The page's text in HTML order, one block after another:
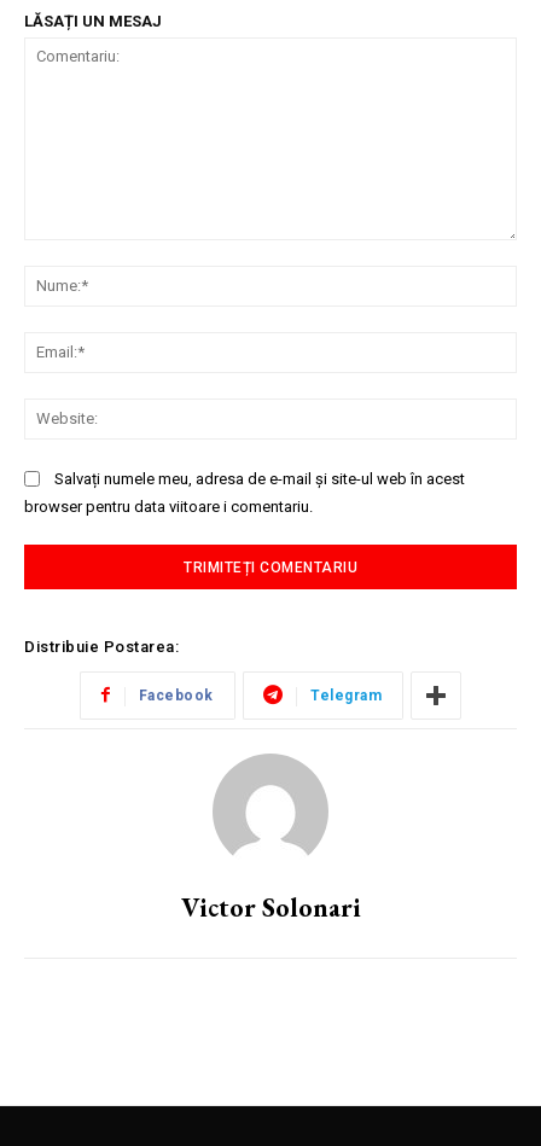
LĂSAȚI UN MESAJ
Salvați numele meu, adresa de e-mail și site-ul web în acest
browser pentru data viitoare i comentariu.
Distribuie Postarea:
Facebook Telegram
Victor Solonari